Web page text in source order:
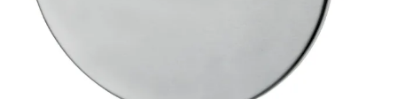
Bildegalleri
Våre leverandører